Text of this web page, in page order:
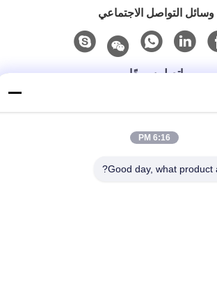
وسائل التواصل الاجتماعي
اتصل سريعًا
sales@gabion.cn
6:16 PM
Good day, what product